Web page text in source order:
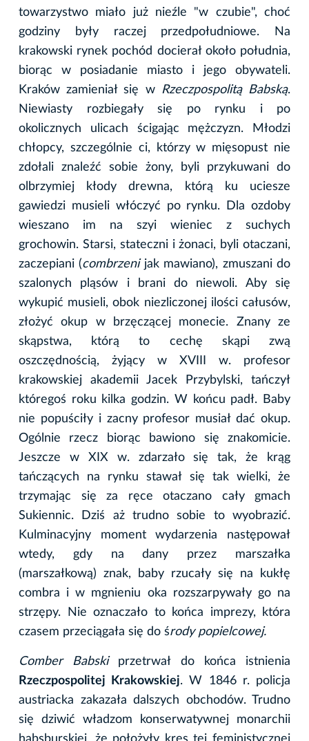
towarzystwo miało już nieźle "w czubie", choć
godziny były raczej przedpołudniowe. Na
krakowski rynek pochód docierał około południa,
biorąc w posiadanie miasto i jego obywateli.
Kraków zamieniał się w
Rzeczpospolitą Babską.
Niewiasty rozbiegały się po rynku i po
okolicznych ulicach ścigając mężczyzn. Młodzi
chłopcy, szczególnie ci, którzy w mięsopust nie
zdołali znaleźć sobie żony, byli przykuwani do
olbrzymiej kłody drewna, którą ku uciesze
gawiedzi musieli włóczyć po rynku. Dla ozdoby
wieszano im na szyi wieniec z suchych
grochowin. Starsi, stateczni i żonaci, byli otaczani,
zaczepiani (combrzeni jak mawiano), zmuszani do
szalonych pląsów i brani do niewoli. Aby się
wykupić musieli, obok niezliczonej ilości całusów,
złożyć okup w brzęczącej monecie. Znany ze
skąpstwa, którą to cechę skąpi zwą
oszczędnością, żyjący w XVIII w. profesor
krakowskiej akademii Jacek Przybylski, tańczył
któregoś roku kilka godzin. W końcu padł. Baby
nie popuściły i zacny profesor musiał dać okup.
Ogólnie rzecz biorąc bawiono się znakomicie.
Jeszcze w XIX w. zdarzało się tak, że krąg
tańczących na rynku stawał się tak wielki, że
trzymając się za ręce otaczano cały gmach
Sukiennic. Dziś aż trudno sobie to wyobrazić.
Kulminacyjny moment wydarzenia następował
wtedy, gdy na dany przez marszałka
(marszałkową) znak, baby rzucały się na kukłę
combra i w mgnieniu oka rozszarpywały go na
strzępy. Nie oznaczało to końca imprezy, która
czasem przeciągała się do środy popielcowej.
Comber Babskiprzetrwał do końca istnienia
Rzeczpospolitej Krakowskiej. W 1846 r. policja
austriacka zakazała dalszych obchodów. Trudno
się dziwić władzom konserwatywnej monarchii